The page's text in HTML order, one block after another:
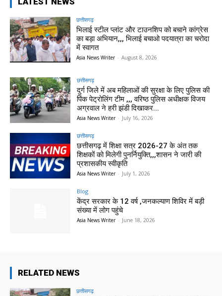
छत्तीसगढ़
भिलाई स्टील प्लांट और टाउनशिप को बचाने कांग्रेस
का बड़ा अभियान,,, भिलाई बचाओ पदयात्रा का चरोदा
में स्वागत
Asia News Writer - August 8, 2026
छत्तीसगढ़
दुर्ग जिले में अब महिलाओं की सुरक्षा के लिए पुलिस की
पिंक पेट्रोलिंग टीम ,,, वरिष्ठ पुलिस अधीक्षक विजय
अग्रवाल ने हरी झंडी दिखाकर...
Asia News Writer - July 16, 2026
छत्तीसगढ़
छत्तीसगढ़ में शिक्षा सत्र 2026-27 के अंत तक
शिक्षकों को मिलेगी पुनर्नियुक्ति,,,शासन ने जारी की
प्रशासकीय स्वीकृति
Asia News Writer - July 1, 2026
Blog
केंद्र सरकार के 12 वर्ष ,जनकल्याण शिविर में बड़ी
संख्या में लोग पहुंचे
Asia News Writer - June 18, 2026
RELATED NEWS
छत्तीसगढ़